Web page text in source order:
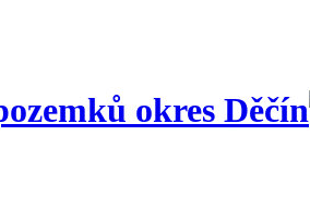
okres Děčín